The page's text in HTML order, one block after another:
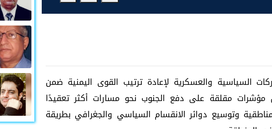
السياسية والعسكرية لإعادة ترتيب القوى اليمنية ضمن
مؤشرات مقلقة على دفع الجنوب نحو مسارات أكثر تعقيدًا
وتوسيع دوائر الانقسام السياسي والجغرافي بطريقة